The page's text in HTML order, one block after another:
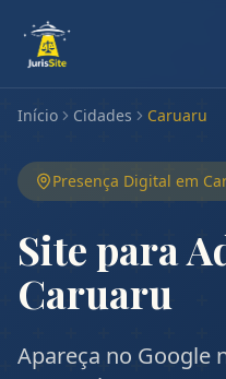
Início Cidades Caruaru
Presença Digital em
Site para
Caruaru
Apareça no Google